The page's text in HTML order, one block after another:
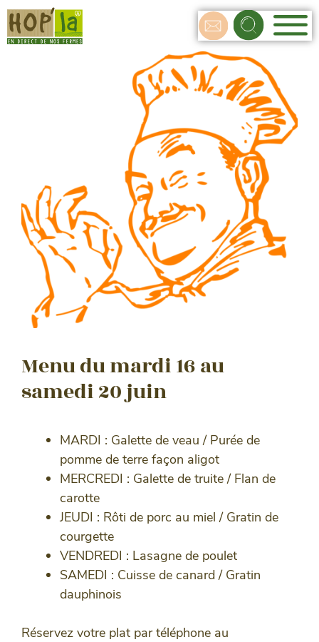
Menu du mardi 16 au
samedi 20 juin
MARDI : Galette de veau / Purée de
pomme de terre façon aligot
MERCREDI : Galette de truite / Flan de
carotte
JEUDI : Rôti de porc au miel / Gratin de
courgette
VENDREDI : Lasagne de poulet
SAMEDI : Cuisse de canard / Gratin
dauphinois
Réservez votre plat par téléphone au